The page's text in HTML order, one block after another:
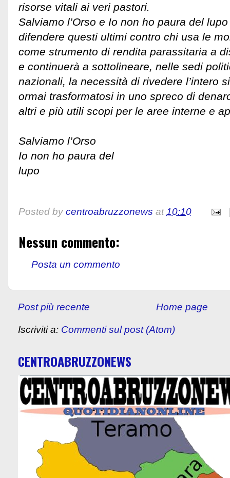
risorse vitali ai veri pastori.
Salviamo l’Orso e Io non ho paura del
difendere questi ultimi contro chi usa le
come strumento di rendita parassitaria a
e continuerà a sottolineare, nelle sedi
nazionali, la necessità di rivedere l’intero
ormai trasformatosi in uno spreco di
altri e più utili scopi per le aree interne e
Salviamo l’Orso
Io non ho paura del
Posted by centroabruzzonews at10:10
Nessun commento:
Posta un commento
Post più recente Home page
Iscriviti a: Commenti sul post (Atom)
CENTROABRUZZONEWS